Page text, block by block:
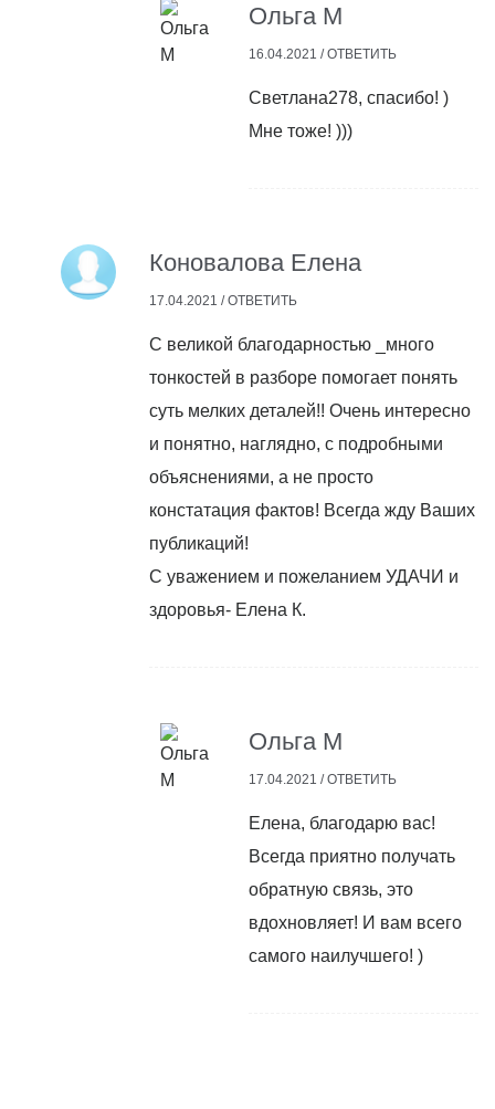
Ольга М
16.04.2021 /ОТВЕТИТЬ
Cветлана278, спасибо! )
Мне тоже! )))
Коновалова Елена
17.04.2021 /ОТВЕТИТЬ
С великой благодарностью _много
тонкостей в разборе помогает понять
суть мелких деталей!! Очень интересно
и понятно, наглядно, с подробными
объяснениями, а не просто
констатация фактов! Всегда жду Ваших
публикаций!
С уважением и пожеланием УДАЧИ и
здоровья- Елена К.
Ольга М
17.04.2021 /ОТВЕТИТЬ
Елена, благодарю вас!
Всегда приятно получать
обратную связь, это
вдохновляет! И вам всего
самого наилучшего! )